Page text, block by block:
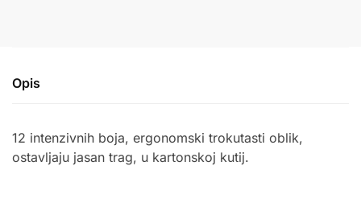
Opis
12 intenzivnih boja, ergonomski trokutasti oblik,
ostavljaju jasan trag, u kartonskoj kutij.